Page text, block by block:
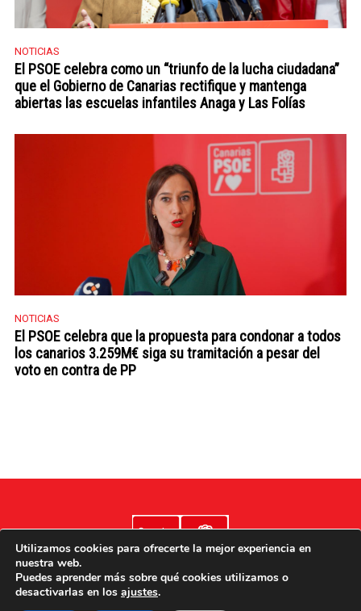
NOTICIAS
El PSOE celebra como un “triunfo de la lucha ciudadana”
que el Gobierno de Canarias rectifique y mantenga
abiertas las escuelas infantiles Anaga y Las Folías
NOTICIAS
El PSOE celebra que la propuesta para condonar a todos
los canarios 3.259M€ siga su tramitación a pesar del
voto en contra de PP
Aviso legal Poítica de cookies Política de privacidad
Utilizamos cookies para ofrecerte la mejor experiencia en
nuestra web.
Puedes aprender más sobre qué cookies utilizamos o
desactivarlas en los ajustes.